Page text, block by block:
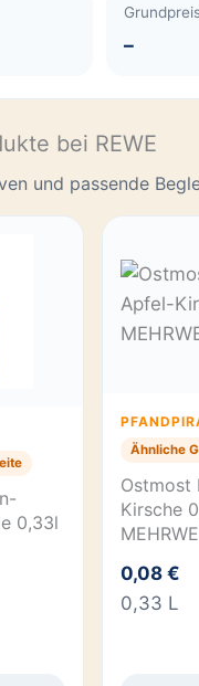
–
bei REWE
und passende
0,33l
Ähnliche
Ostmost
Kirsche
0,08 €
0,33 L